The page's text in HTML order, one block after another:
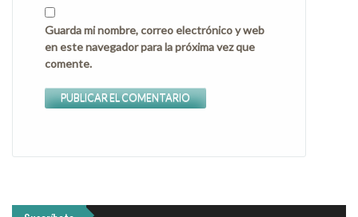
Guarda mi nombre, correo electrónico y web
en este navegador para la próxima vez que
comente.